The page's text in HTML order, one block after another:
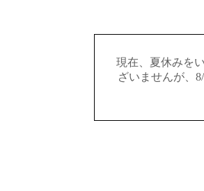
現在、夏休みを
ざいませんが、